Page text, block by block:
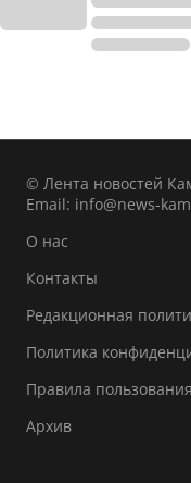
© Лента новостей
Email: info@news-
О нас
Контакты
Редакционная
Политика
Правила
Архив